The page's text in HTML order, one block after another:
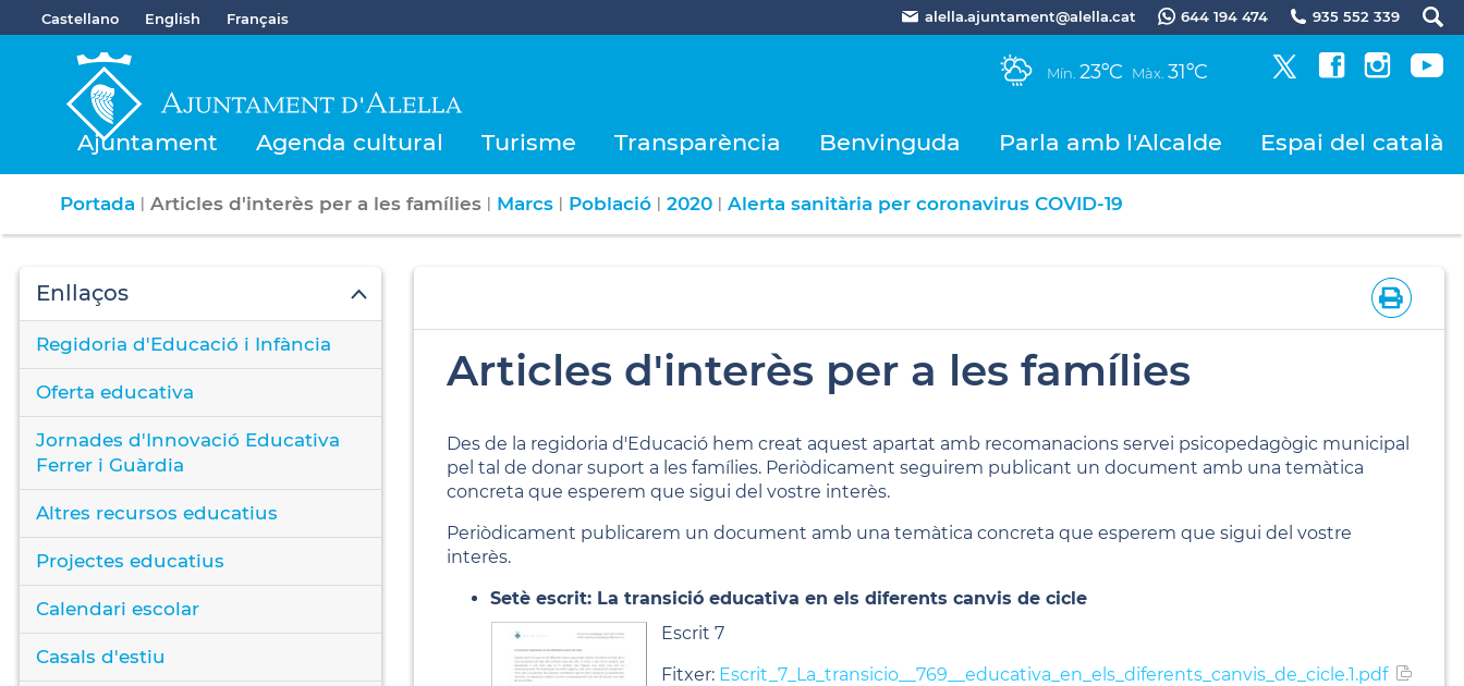
Castellano English Français alella.ajuntament@alella.cat 644 194 474 935 552 339
Mín. 23ºC Màx. 31ºC
Ajuntament Agenda cultural Turisme Transparència Benvinguda Parla amb l'Alcalde Espai del català
Portada | Articles d'interès per a les famílies | Marcs | Població | 2020 | Alerta sanitària per coronavirus COVID-19
Enllaços
Regidoria d'Educació i Infància
Oferta educativa
Jornades d'Innovació Educativa
Ferrer i Guàrdia
Altres recursos educatius
Projectes educatius
Calendari escolar
Casals d'estiu
Articles d'interès per a les famílies
Des de la regidoria d'Educació hem creat aquest apartat amb recomanacions servei psicopedagògic municipal
pel tal de donar suport a les famílies. Periòdicament seguirem publicant un document amb una temàtica
concreta que esperem que sigui del vostre interès.
Periòdicament publicarem un document amb una temàtica concreta que esperem que sigui del vostre
interès.
Setè escrit: La transició educativa en els diferents canvis de cicle
Escrit 7
Fitxer: Escrit_7_La_transicio__769__educativa_en_els_diferents_canvis_de_cicle.1.pdf